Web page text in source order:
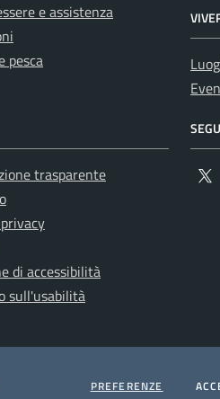
e assistenza
pesca
trasparente
di accessibilità
sull'usabilità
PREFERENZE COOKIES